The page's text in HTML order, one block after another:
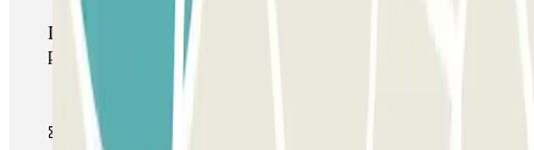
Durante tu estancia podrás entrar y salir una única vez al
parking